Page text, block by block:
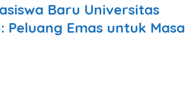
Baru Universitas
Peluang Emas untuk Masa